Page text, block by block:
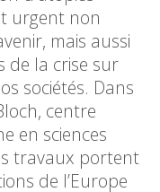
urgent non
mais aussi
de la crise sur
sociétés. Dans
centre
en sciences
travaux portent
de l’Europe